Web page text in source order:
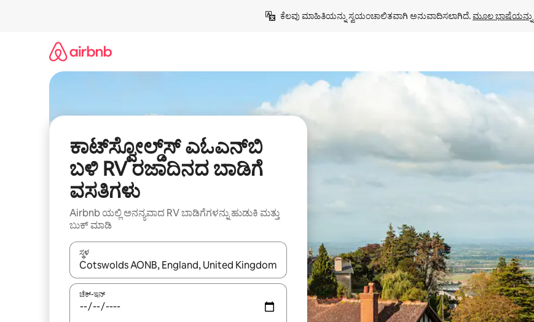
ಕೆಲವು ಮಾಹಿತಿಯನ್ನು ಸ್ವಯಂಚಾಲಿತವಾಗಿ ಅನುವಾದಿಸಲಾಗಿದೆ. ಮೂಲ
ಕಾಟ್‌ಸ್ವೋಲ್ಡ್‌ಸ್ ಎಓಎನ್‌ಬಿ
ಬಳಿ RV ರಜಾದಿನದ ಬಾಡಿಗೆ
ವಸತಿಗಳು
Airbnb ಯಲ್ಲಿ ಅನನ್ಯವಾದ RV ಬಾಡಿಗೆಗಳನ್ನು ಹುಡುಕಿ ಮತ್ತು
ಬುಕ್ ಮಾಡಿ
ಸ್ಥಳ
ಫಲಿತಾಂಶಗಳು ಲಭ್ಯವಿರುವಾಗ, ಅಪ್ ಮತ್ತು ಡೌನ್ ಬಾಣದ ಕೀಲಿಗಳೊಂದಿಗೆ ನ್ಯಾವಿಗೇಟ್ ಮಾಡಿ ಅಥವಾ ಸ್ಪರ್ಶ ಅಥವಾ ಸ್ವೈಪ್ ಗೆಸ್ಚರ್‌ಗಳ ಮೂಲಕ
ಚೆಕ್-ಇನ್